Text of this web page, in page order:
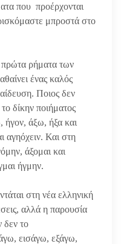
που προέρχονται
μπροστά στο
πρώτα ρήματα των
ένας καλός
Ποιος δεν
δίκην ποιήματος
ήγον, άξω, ήξα και
αγηόχειν. Και στη
άξομαι και
ήγμην.
στη νέα ελληνική
αλλά η παρουσία
δεν το
εισάγω, εξάγω,